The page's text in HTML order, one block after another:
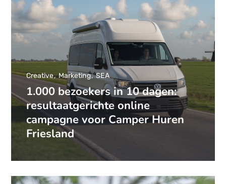
1.000 bezoekers in 10 dagen:
resultaatgerichte online
campagne voor Camper Huren
Friesland
Creative Marketing SEA